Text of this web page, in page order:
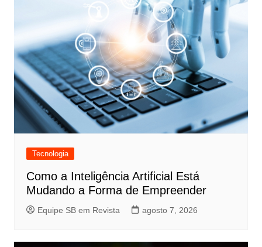
Tecnologia
Como a Inteligência Artificial Está
Mudando a Forma de Empreender
Equipe SB em Revista agosto 7, 2026